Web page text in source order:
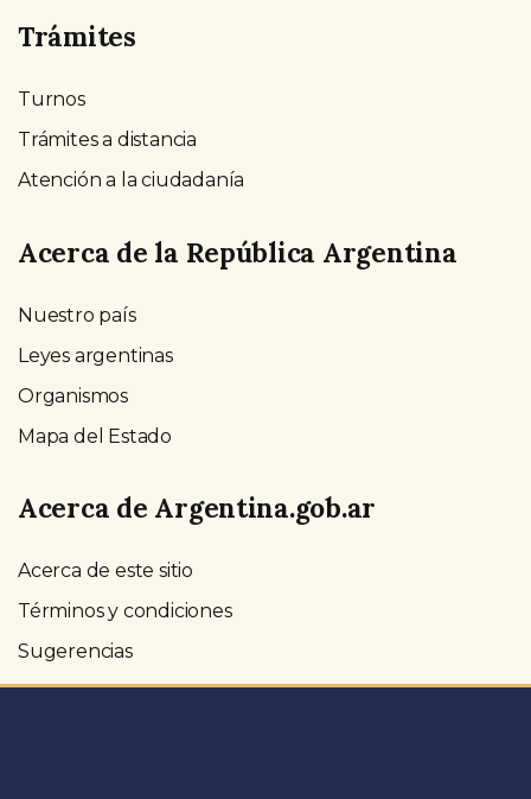
Trámites
Turnos
Trámites a distancia
Atención a la ciudadanía
Acerca de la República Argentina
Nuestro país
Leyes argentinas
Organismos
Mapa del Estado
Acerca de Argentina.gob.ar
Acerca de este sitio
Términos y condiciones
Sugerencias